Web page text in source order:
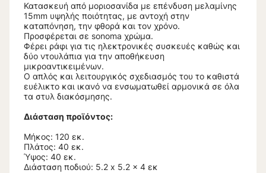
Κατασκευή από μοριοσανίδα με επένδυση μελαμίνης
15mm υψηλής ποιότητας, με αντοχή στην
καταπόνηση, την φθορά και τον χρόνο.
Προσφέρεται σε sonoma χρώμα.
Φέρει ράφι για τις ηλεκτρονικές συσκευές καθώς και
δύο ντουλάπια για την αποθήκευση
μικροαντικειμένων.
Ο απλός και λειτουργικός σχεδιασμός του το καθιστά
ευέλικτο και ικανό να ενσωματωθεί αρμονικά σε όλα
τα στυλ διακόσμησης.
Διάσταση προϊόντος:
Μήκος: 120 εκ.
Πλάτος: 40 εκ.
Ύψος: 40 εκ.
Διάσταση ποδιού: 5.2 x 5.2 x 4 εκ